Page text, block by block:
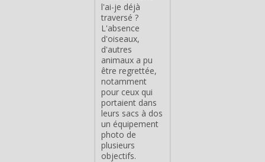
l'ai-je déjà
traversé ?
L'absence
d'oiseaux,
d'autres
animaux a pu
être regrettée,
notamment
pour ceux qui
portaient dans
leurs sacs à dos
un équipement
photo de
plusieurs
objectifs.